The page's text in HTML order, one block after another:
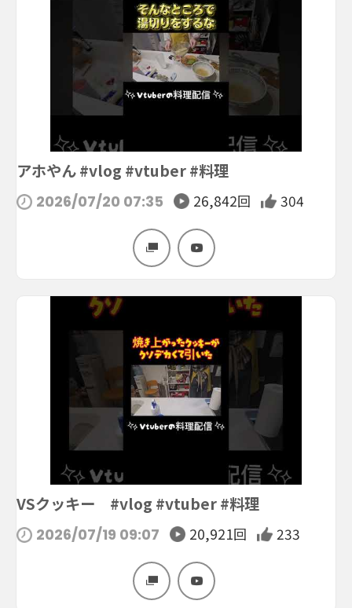
アホやん #vlog #vtuber #料理
2026/07/20 07:35 26,842回 304
VSクッキー #vlog #vtuber #料理
2026/07/19 09:07 20,921回 233